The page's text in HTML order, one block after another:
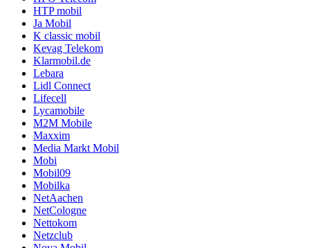
HTP mobil
Ja Mobil
K classic mobil
Kevag Telekom
Klarmobil.de
Lebara
Lidl Connect
Lifecell
Lycamobile
M2M Mobile
Maxxim
Media Markt Mobil
Mobi
Mobil09
Mobilka
NetAachen
NetCologne
Nettokom
Netzclub